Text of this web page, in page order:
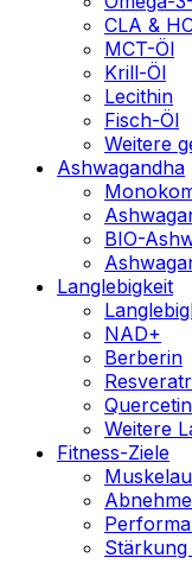
CLA &
MCT-Öl
Krill-Öl
Lecithin
Fisch-Öl
Weitere
Ashwagandha
BIO-
Langlebigkeit
NAD+
Berberin
Quercetin
Weitere
Fitness-Ziele
Stärkung